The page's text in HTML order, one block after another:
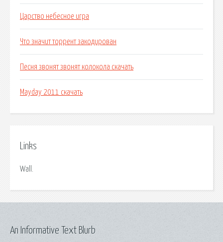
Царство небесное игра
Что значит торрент закодирован
Песня звонят звонят колокола скачать
Mayday 2011 скачать
Links
Wall.
An Informative Text Blurb